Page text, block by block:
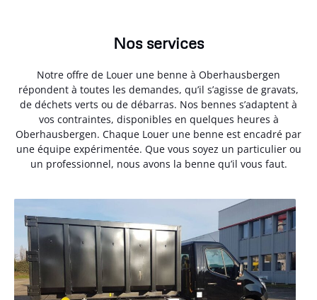
Nos services
Notre offre de Louer une benne à Oberhausbergen
répondent à toutes les demandes, qu’il s’agisse de gravats,
de déchets verts ou de débarras. Nos bennes s’adaptent à
vos contraintes, disponibles en quelques heures à
Oberhausbergen. Chaque Louer une benne est encadré par
une équipe expérimentée. Que vous soyez un particulier ou
un professionnel, nous avons la benne qu’il vous faut.